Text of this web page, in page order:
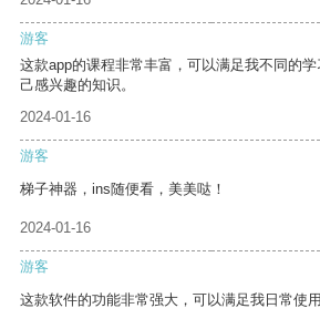
游客
这款app的课程非常丰富，可以满足我不同的
己感兴趣的知识。
2024-01-16
游客
梯子神器，ins随便看，美美哒！
2024-01-16
游客
这款软件的功能非常强大，可以满足我日常使用